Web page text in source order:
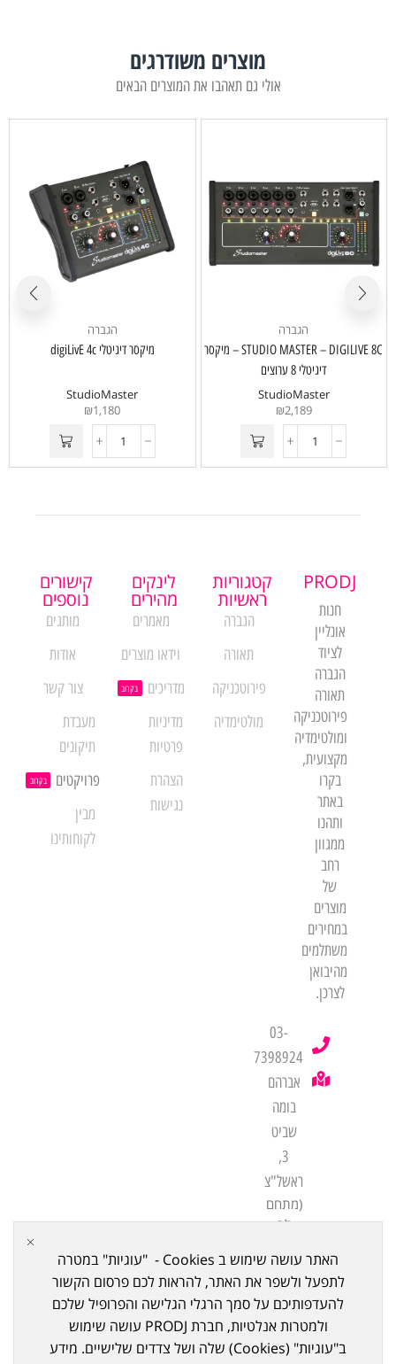
מוצרים משודרגים
אולי גם תאהבו את המוצרים הבאים
הגברה
STUDIO MASTER – DIGILIVE 8C – מיקסר
דיגיטלי 8 ערוצים
StudioMaster
₪2,189
הגברה
מיקסר דיגיטלי digiLivE 4c
StudioMaster
₪1,180
PRODJ
חנות
אונליין
לציוד
הגברה
תאורה
פירוטכניקה
ומולטימדיה
מקצועית,
בקרו
באתר
ותהנו
ממגוון
רחב
של
מוצרים
במחירים
משתלמים
מהיבואן
לצרכן.
03-
7398924
אברהם
בומה
שביט
3,
ראשל"צ
(מתחם
לב
ביתן
21)
קטגוריות
ראשיות
הגברה
תאורה
פירוטכניקה
מולטימדיה
לינקים
מהירים
מאמרים
וידאו מוצרים
מדריכים
בקרוב
מדיניות
פרטיות
הצהרת
נגישות
קישורים
נוספים
מותגים
אודות
צור קשר
מעבדת
תיקונים
פרויקטים
בקרוב
מבין
לקוחותינו
האתר עושה שימוש ב Cookies - "עוגיות" במטרה
לתפעל ולשפר את האתר, להראות לכם פרסום הקשור
להעדפותיכם על סמך הרגלי הגלישה והפרופיל שלכם
ולמטרות אנלטיות, חברת PRODJ עושה שימוש
ב"עוגיות" (Cookies) שלה ושל צדדים שלישיים. מידע